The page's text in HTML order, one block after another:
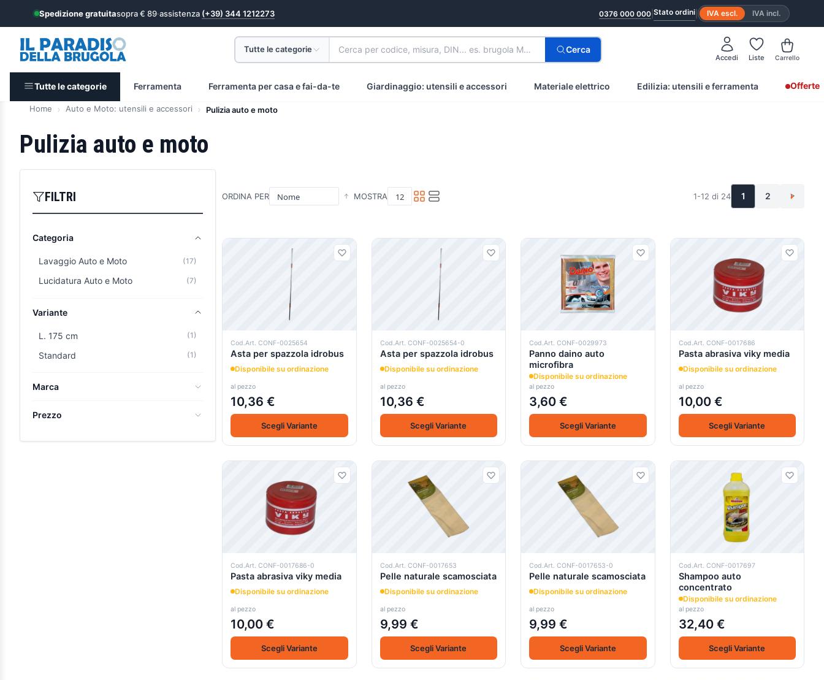
Spedizione gratuitasopra € 89·assistenza (+39) 344 1212273 0376 000 000 Stato ordini IVA escl. IVA incl.
Tutte le categorie Cerca per codice, misura, DIN... es. brugola M8 inox Cerca
Accedi Liste Carrello
Tutte le categorie Ferramenta Ferramenta per casa e fai-da-te Giardinaggio: utensili e accessori Materiale elettrico Edilizia: utensili e ferramenta Offerte
Home Auto e Moto: utensili e accessori Pulizia auto e moto
Pulizia auto e moto
FILTRI
Categoria
Lavaggio Auto e Moto (17)
Lucidatura Auto e Moto (7)
Variante
L. 175 cm (1)
Standard (1)
Marca
Prezzo
0,00 € - 9,99 € (5)
ORDINA PER MOSTRA 1-12 di 24 1 2 >
Prodotti
Cod.Art. CONF-0025654
Asta per spazzola idrobus
Disponibile su ordinazione
al pezzo
10,36 €
Scegli Variante
Cod.Art. CONF-0025654-0
Asta per spazzola idrobus
Disponibile su ordinazione
al pezzo
10,36 €
Scegli Variante
Cod.Art. CONF-0029973
Panno daino auto
microfibra
Disponibile su ordinazione
al pezzo
3,60 €
Scegli Variante
Cod.Art. CONF-0017686
Pasta abrasiva viky media
Disponibile su ordinazione
al pezzo
10,00 €
Scegli Variante
Cod.Art. CONF-0017686-0
Pasta abrasiva viky media
Disponibile su ordinazione
al pezzo
10,00 €
Scegli Variante
Cod.Art. CONF-0017653
Pelle naturale scamosciata
Disponibile su ordinazione
al pezzo
9,99 €
Scegli Variante
Cod.Art. CONF-0017653-0
Pelle naturale scamosciata
Disponibile su ordinazione
al pezzo
9,99 €
Scegli Variante
Cod.Art. CONF-0017697
Shampoo auto
concentrato
Disponibile su ordinazione
al pezzo
32,40 €
Scegli Variante